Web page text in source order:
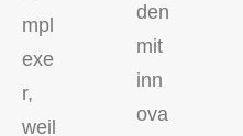
mpl
exe
r,
weil
den
mit
inn
ova